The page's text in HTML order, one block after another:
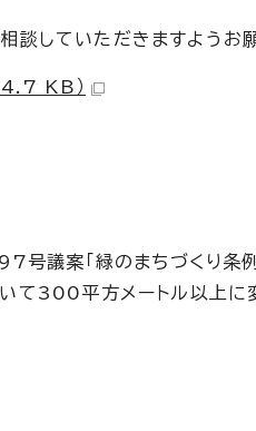
していただきますようお願
KB）
議案「緑のまちづくり条
て300平方メートル以上に